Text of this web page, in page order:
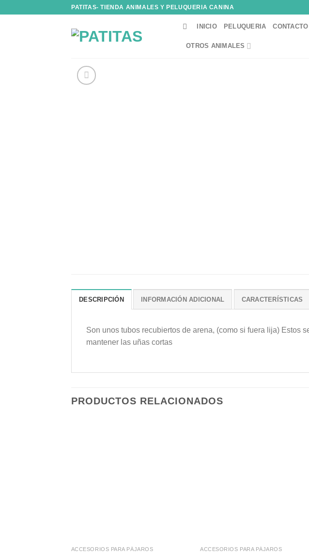
PATITAS- TIENDA ANIMALES Y PELUQUERIA CANINA
INICIO PELUQUERIA CONTACTO
OTROS ANIMALES
DESCRIPCIÓN INFORMACIÓN ADICIONAL CARACTERÍSTICAS
Son unos tubos recubiertos de arena, (como si fuera lija) Estos
mantener las uñas cortas
PRODUCTOS RELACIONADOS
ACCESORIOS PARA PÁJAROS ACCESORIOS PARA PÁJAROS